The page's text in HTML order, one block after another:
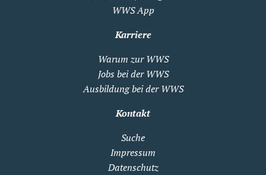
WWS App
Karriere
Warum zur WWS
Jobs bei der WWS
Ausbildung bei der WWS
Kontakt
Suche
Impressum
Datenschutz